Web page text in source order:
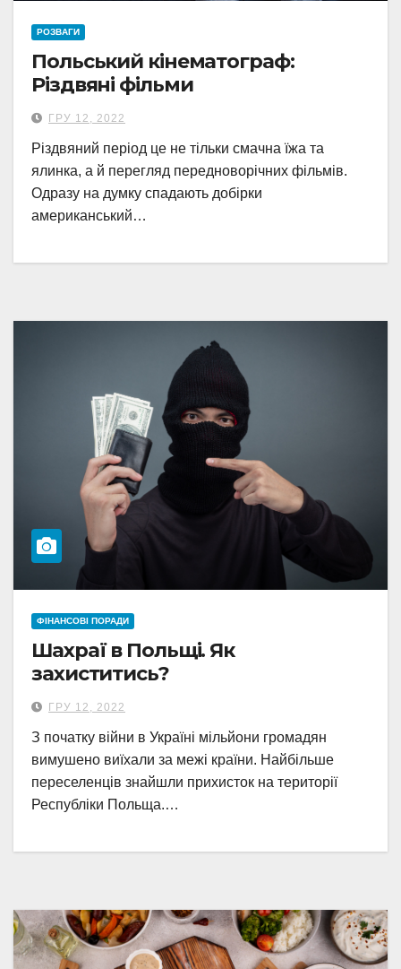
РОЗВАГИ
Польський кінематограф:
Різдвяні фільми
ГРУ 12, 2022
Різдвяний період це не тільки смачна їжа та
ялинка, а й перегляд передноворічних фільмів.
Одразу на думку спадають добірки
американський…
ФІНАНСОВІ ПОРАДИ
Шахраї в Польщі. Як
захиститись?
ГРУ 12, 2022
З початку війни в Україні мільйони громадян
вимушено виїхали за межі країни. Найбільше
переселенців знайшли прихисток на території
Республіки Польща.…